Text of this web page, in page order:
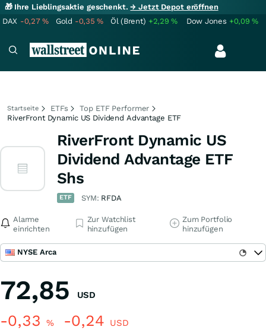
🎁 Ihre Lieblingsaktie geschenkt.→ Jetzt Depot eröffnen
DAX -0,27% Gold -0,35% Öl (Brent) +2,29% Dow Jones +0,09%
Startseite ETFs
Top ETF Performer
RiverFront Dynamic US Dividend Advantage ETF
RiverFront Dynamic US
Dividend Advantage ETF
Shs
ETF SYM: RFDA
Alarme
einrichten
Zur Watchlist
hinzufügen
Zum Portfolio
hinzufügen
NYSE Arca
72,85 USD
-0,33 % -0,24 USD